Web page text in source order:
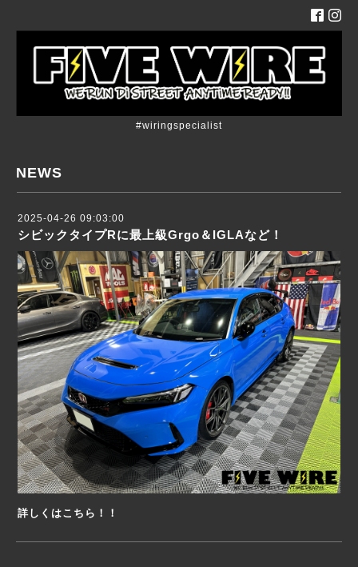
#wiringspecialist
NEWS
2025-04-26 09:03:00
シビックタイプRに最上級Grgo＆IGLAなど！
詳しくはこちら！！